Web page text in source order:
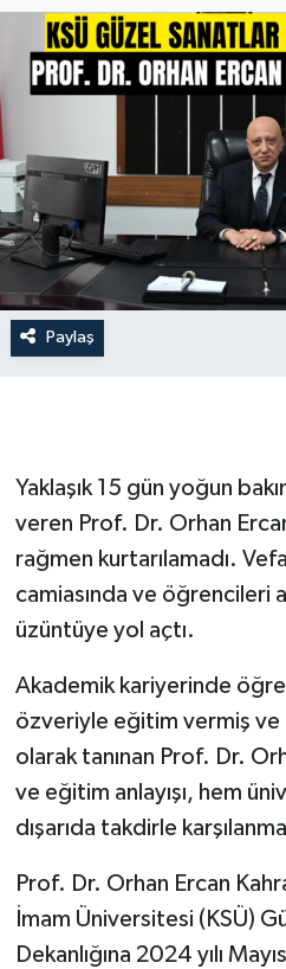
Paylaş
Yaklaşık 15 gün yoğun
veren Prof. Dr. Orhan
rağmen kurtarılamadı.
camiasında ve öğrencileri
üzüntüye yol açtı.
Akademik kariyerinde
özveriyle eğitim vermiş ve
olarak tanınan Prof. Dr.
ve eğitim anlayışı, hem
dışarıda takdirle
Prof. Dr. Orhan Ercan
İmam Üniversitesi (KSÜ)
Dekanlığına 2024 yılı
EĞİTİM
İLÇE HABERLERİ
KÜLTÜR-SANAT
KSÜ
DÜNYA
ROPORTAJ
YEREL YÖNETİM
MEDYA
SEÇİM 2011
ÜÇÜNCÜ SAYFA
BİLİMNET
Yemek
SEÇİM 2014
Haber Arşivi